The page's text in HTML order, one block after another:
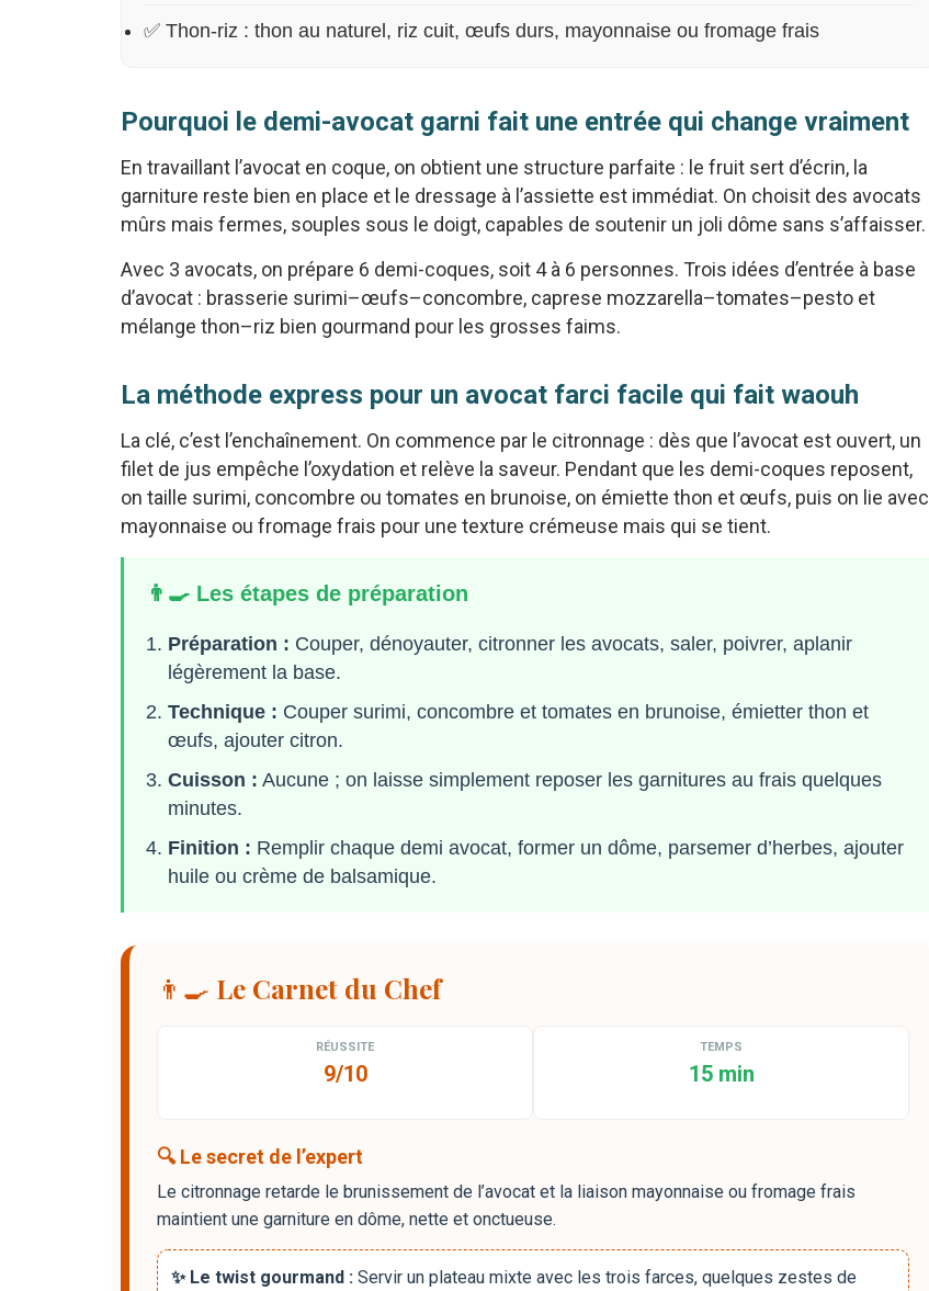
✅ Thon-riz : thon au naturel, riz cuit, œufs durs, mayonnaise ou fromage frais
Pourquoi le demi-avocat garni fait une entrée qui change vraiment
En travaillant l’avocat en coque, on obtient une structure parfaite : le fruit sert d’écrin, la
garniture reste bien en place et le dressage à l’assiette est immédiat. On choisit des avocats
mûrs mais fermes, souples sous le doigt, capables de soutenir un joli dôme sans s’affaisser.
Avec 3 avocats, on prépare 6 demi-coques, soit 4 à 6 personnes. Trois idées d’entrée à base
d’avocat : brasserie surimi–œufs–concombre, caprese mozzarella–tomates–pesto et
mélange thon–riz bien gourmand pour les grosses faims.
La méthode express pour un avocat farci facile qui fait waouh
La clé, c’est l’enchaînement. On commence par le citronnage : dès que l’avocat est ouvert, un
filet de jus empêche l’oxydation et relève la saveur. Pendant que les demi-coques reposent,
on taille surimi, concombre ou tomates en brunoise, on émiette thon et œufs, puis on lie avec
mayonnaise ou fromage frais pour une texture crémeuse mais qui se tient.
👨‍🍳 Les étapes de préparation
Préparation : Couper, dénoyauter, citronner les avocats, saler, poivrer, aplanir
légèrement la base.
Technique : Couper surimi, concombre et tomates en brunoise, émietter thon et
œufs, ajouter citron.
Cuisson : Aucune ; on laisse simplement reposer les garnitures au frais quelques
minutes.
Finition : Remplir chaque demi avocat, former un dôme, parsemer d’herbes, ajouter
huile ou crème de balsamique.
👨‍🍳 Le Carnet du Chef
RÉUSSITE
9/10
TEMPS
15 min
🔍 Le secret de l’expert
Le citronnage retarde le brunissement de l’avocat et la liaison mayonnaise ou fromage frais
maintient une garniture en dôme, nette et onctueuse.
✨ Le twist gourmand : Servir un plateau mixte avec les trois farces, quelques zestes de